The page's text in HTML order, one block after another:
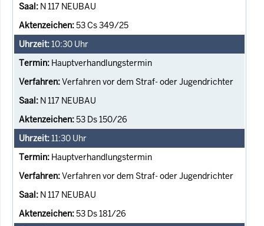
N 117 NEUBAU
53 Cs 349/25
10:30 Uhr
Hauptverhandlungstermin
Verfahren vor dem Straf- oder Jugendrichter
N 117 NEUBAU
53 Ds 150/26
11:30 Uhr
Hauptverhandlungstermin
Verfahren vor dem Straf- oder Jugendrichter
N 117 NEUBAU
53 Ds 181/26